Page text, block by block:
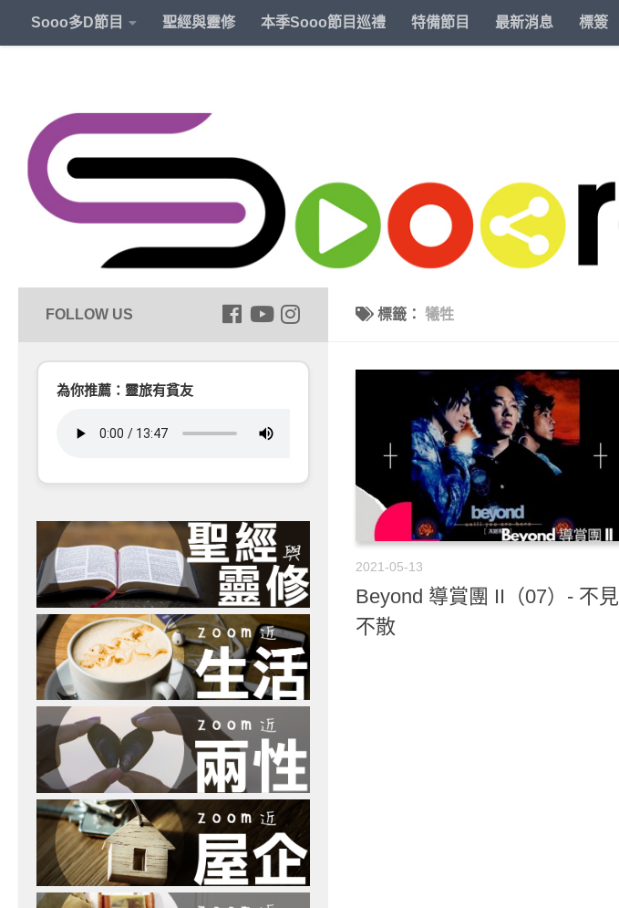
Sooo多D節目 聖經與靈修 本季Sooo節目巡禮 特備節目 最新消息 標簽
標籤： 犧牲
2021-05-13
Beyond 導賞團 II（07）- 不見
不散
為你推薦：靈旅有貧友